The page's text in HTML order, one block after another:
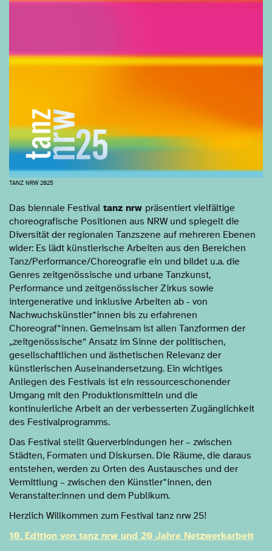
TANZ NRW 2025
Das biennale Festival tanz nrw präsentiert vielfältige
choreografische Positionen aus NRW und spiegelt die
Diversität der regionalen Tanzszene auf mehreren Ebenen
wider: Es lädt künstlerische Arbeiten aus den Bereichen
Tanz/Performance/Choreografie ein und bildet u.a. die
Genres zeitgenössische und urbane Tanzkunst,
Performance und zeitgenössischer Zirkus sowie
intergenerative und inklusive Arbeiten ab - von
Nachwuchskünstler*innen bis zu erfahrenen
Choreograf*innen. Gemeinsam ist allen Tanzformen der
„zeitgenössische“ Ansatz im Sinne der politischen,
gesellschaftlichen und ästhetischen Relevanz der
künstlerischen Auseinandersetzung. Ein wichtiges
Anliegen des Festivals ist ein ressourceschonender
Umgang mit den Produktionsmitteln und die
kontinuierliche Arbeit an der verbesserten Zugänglichkeit
des Festivalprogramms.
Das Festival stellt Querverbindungen her – zwischen
Städten, Formaten und Diskursen. Die Räume, die daraus
entstehen, werden zu Orten des Austausches und der
Vermittlung – zwischen den Künstler*innen, den
Veranstalter:innen und dem Publikum.
Herzlich Willkommen zum Festival tanz nrw 25!
10. Edition von tanz nrw und 20 Jahre Netzwerkarbeit